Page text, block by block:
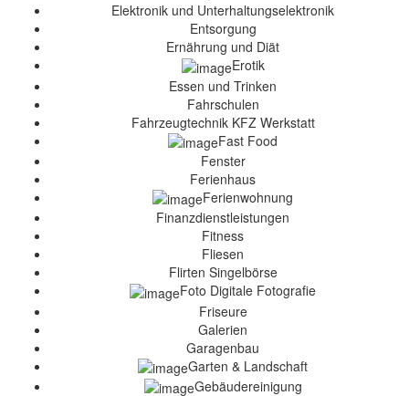
Elektronik und Unterhaltungselektronik
Entsorgung
Ernährung und Diät
Erotik
Essen und Trinken
Fahrschulen
Fahrzeugtechnik KFZ Werkstatt
Fast Food
Fenster
Ferienhaus
Ferienwohnung
Finanzdienstleistungen
Fitness
Fliesen
Flirten Singelbörse
Foto Digitale Fotografie
Friseure
Galerien
Garagenbau
Garten & Landschaft
Gebäudereinigung